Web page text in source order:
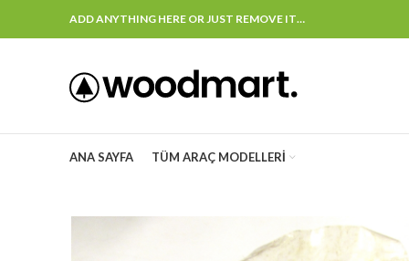
ADD ANYTHING HERE OR JUST REMOVE IT…
ANA SAYFA TÜM ARAÇ MODELLERI